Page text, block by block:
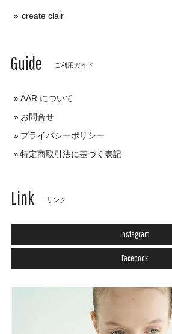
create clair
Guide ご利用ガイド
AAR について
お問合せ
プライバシーポリシー
特定商取引法に基づく表記
Link リンク
Instagram
Facebook